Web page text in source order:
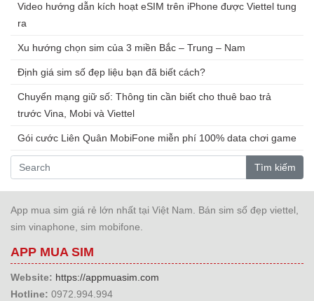
Video hướng dẫn kích hoạt eSIM trên iPhone được Viettel tung
ra
Xu hướng chọn sim của 3 miền Bắc – Trung – Nam
Định giá sim số đẹp liệu bạn đã biết cách?
Chuyển mạng giữ số: Thông tin cần biết cho thuê bao trả
trước Vina, Mobi và Viettel
Gói cước Liên Quân MobiFone miễn phí 100% data chơi game
Tìm kiếm
App mua sim giá rẻ lớn nhất tại Việt Nam. Bán sim số đẹp viettel,
sim vinaphone, sim mobifone.
APP MUA SIM
Website: https://appmuasim.com
Hotline: 0972.994.994